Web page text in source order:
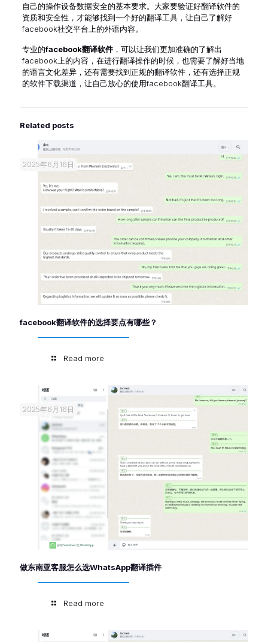
自己的操作设备数据安全的基本要求。大家要验证好翻译软件的
资质和安全性，才能够找到一个好的翻译工具，让自己了解好
facebook社交平台上的外语内容。
专业的facebook翻译软件，可以让我们更加准确的了解出
facebook上的内容，在进行翻译操作的时候，也需要了解好当地
的语言文化差异，还有需要找到正规的翻译软件，还有选择正规
的软件下载渠道，让自己放心的使用facebook翻译工具。
Related posts
2025年6月16日
facebook翻译软件的选择要点有哪些？
Read more
2025年6月16日
做东南亚客服怎么选WhatsApp翻译插件
Read more